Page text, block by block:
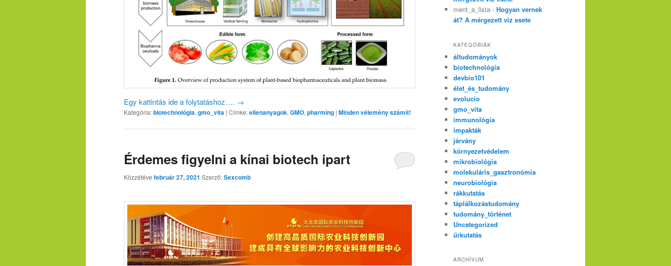
Egy kattintás ide a folytatáshoz…. →
Kategória:biotechnológia, gmo_vita | Címke:ellenanyagok, GMO, pharming | Minden vélemény számít!
Érdemes figyelni a kínai biotech ipart
Közzétéve február 27, 2021 Szerző:Sexcomb
ment_a_lista - Hogyan vernek
át? A mérgezett víz esete
KATEGÓRIÁK
áltudományok
biotechnológia
devbio101
élet_és_tudomány
evolucio
gmo_vita
immunológia
impakták
járvány
környezetvédelem
mikrobiológia
molekuláris_gasztronómia
neurobiológia
rákkutatás
táplálkozástudomány
tudomány_történet
Uncategorized
űrkutatás
ARCHÍVUM